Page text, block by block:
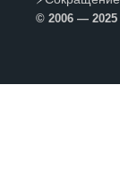
© 2006 — 2025